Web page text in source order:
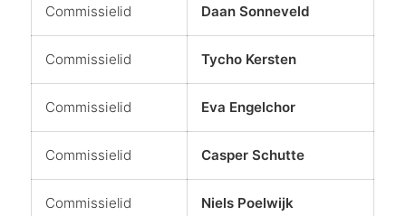
Commissielid Daan Sonneveld
Commissielid Tycho Kersten
Commissielid Eva Engelchor
Commissielid Casper Schutte
Commissielid Niels Poelwijk